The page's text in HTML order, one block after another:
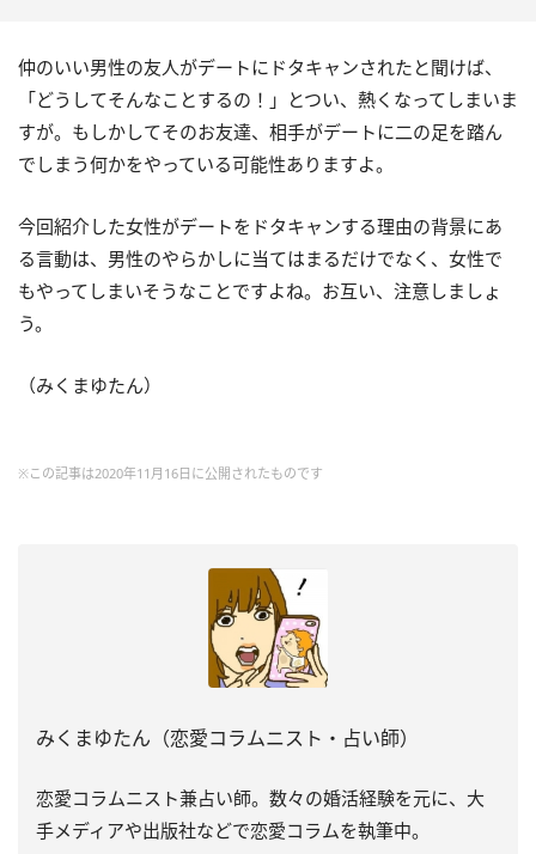
仲のいい男性の友人がデートにドタキャンされたと聞けば、
「どうしてそんなことするの！」とつい、熱くなってしまいま
すが。もしかしてそのお友達、相手がデートに二の足を踏ん
でしまう何かをやっている可能性ありますよ。
今回紹介した女性がデートをドタキャンする理由の背景にあ
る言動は、男性のやらかしに当てはまるだけでなく、女性で
もやってしまいそうなことですよね。お互い、注意しましょ
う。
（みくまゆたん）
※この記事は2020年11月16日に公開されたものです
みくまゆたん（恋愛コラムニスト・占い師）
恋愛コラムニスト兼占い師。数々の婚活経験を元に、大
手メディアや出版社などで恋愛コラムを執筆中。